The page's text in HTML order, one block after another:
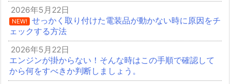
2026年5月22日
NEW!
せっかく取り付けた電装品が動かない時に原因をチ
ェックする方法
2026年5月22日
エンジンが掛からない！そんな時はこの手順で確認して
から何をすべきか判断しましょう。